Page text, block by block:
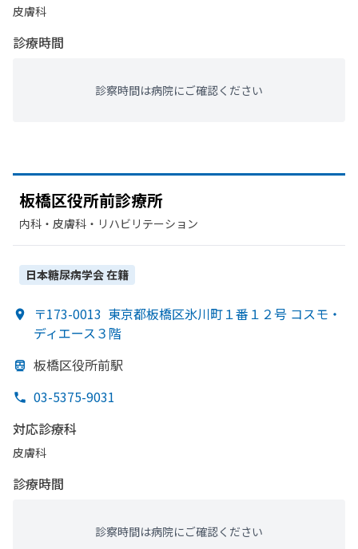
皮膚科
診療時間
診察時間は病院にご確認ください
板橋区役所前診療所
内科・​皮膚科・​リハビリテーション
日本糖尿病学会在籍
〒173-0013 東京都板橋区氷川町１番１２号 コスモ・
ディエース３階
板橋区役所前駅
03-5375-9031
対応診療科
皮膚科
診療時間
診察時間は病院にご確認ください